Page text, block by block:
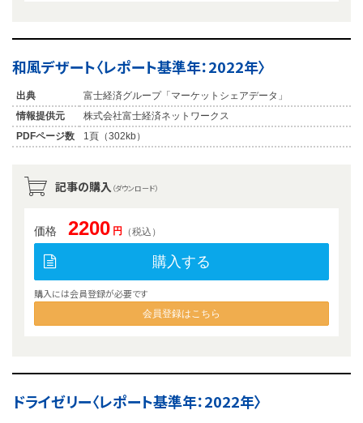
和風デザート〈レポート基準年：2022年〉
出典
富士経済グループ「マーケットシェアデータ」
情報提供元
株式会社富士経済ネットワークス
PDFページ数
1頁（302kb）
記事の購入 （ダウンロード）
価格 2200 円 （税込）
購入する
購入には会員登録が必要です
会員登録はこちら
ドライゼリー〈レポート基準年：2022年〉